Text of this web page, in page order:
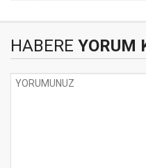
HABERE YORUM